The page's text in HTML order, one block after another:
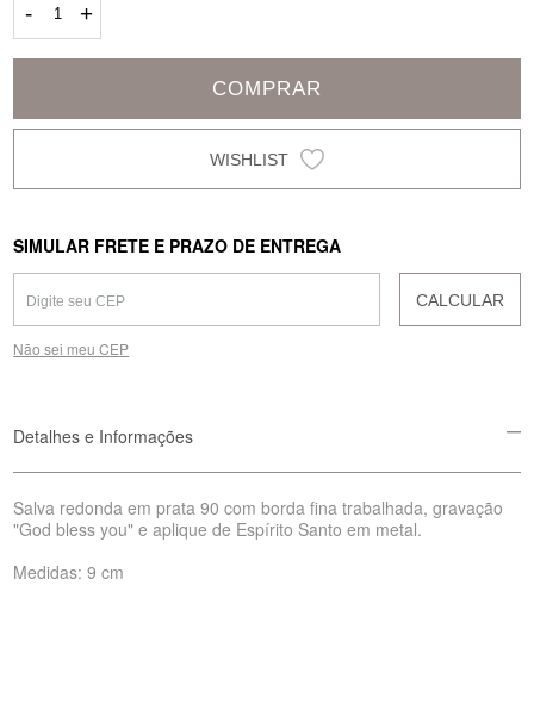
- +
COMPRAR
SIMULAR FRETE E PRAZO DE ENTREGA
CALCULAR
Não sei meu CEP
Detalhes e Informações
Salva redonda em prata 90 com borda fina trabalhada, gravação
"God bless you" e aplique de Espírito Santo em metal.
Medidas: 9 cm